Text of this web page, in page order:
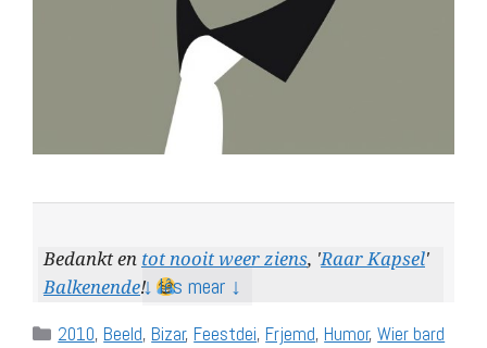
Bedankt en tot nooit weer ziens, 'Raar Kapsel'
Balkenende!
↓ lês mear ↓
Categories
2010, Beeld, Bizar, Feestdei, Frjemd, Humor,Wier bard